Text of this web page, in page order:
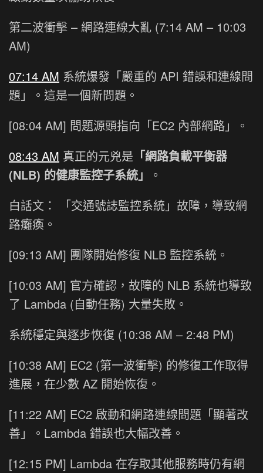
第二波衝擊 – 網路連線大亂 (7:14 AM – 10:03
AM)
07:14 AM 系統爆發「嚴重的 API 錯誤和連線問
題」。這是一個新問題。
[08:04 AM] 問題源頭指向「EC2 內部網路」。
08:43 AM 真正的元兇是 「網路負載平衡器
(NLB) 的健康監控子系統」
。
白話文： 「交通號誌監控系統」故障，導致網
路癱瘓。
[09:13 AM] 團隊開始修復 NLB 監控系統。
[10:03 AM] 官方確認，故障的 NLB 系統也導致
了 Lambda (自動任務) 大量失敗。
系統穩定與逐步恢復 (10:38 AM – 2:48 PM)
[10:38 AM] EC2 (第一波衝擊) 的修復工作取得
進展，在少數 AZ 開始恢復。
[11:22 AM] EC2 啟動和網路連線問題「顯著改
善」。Lambda 錯誤也大幅改善。
[12:15 PM] Lambda 在存取其他服務時仍有網